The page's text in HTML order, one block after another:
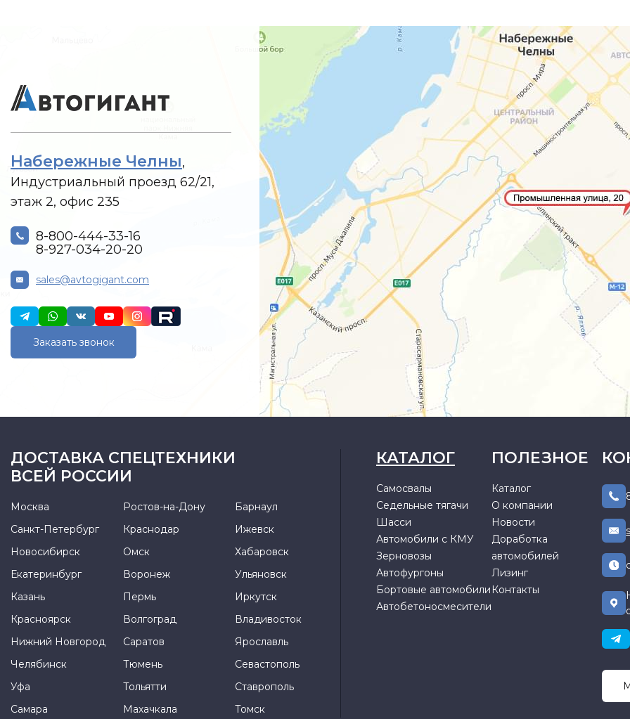
Набережные Челны,
Индустриальный проезд 62/21,
этаж 2, офис 235
8-800-444-33-16
8-927-034-20-20
sales@avtogigant.com
Заказать звонок
ДОСТАВКА СПЕЦТЕХНИКИ
ВСЕЙ РОССИИ
Москва Ростов-на-Дону
Барнаул
Санкт-Петербург
Краснодар
Ижевск
Новосибирск
Омск
Хабаровск
Екатеринбург
Воронеж
Ульяновск
Казань
Пермь
Иркутск
Красноярск
Волгоград
Владивосток
Нижний Новгород
Саратов
Ярославль
Челябинск
Тюмень
Севастополь
Уфа
Тольятти
Ставрополь
Самара
Махачкала Томск
КАТАЛОГ
Самосвалы
Седельные тягачи
Шасси
Автомобили с КМУ
Зерновозы
Автофургоны
Бортовые автомобили
Автобетоносмесители
ПОЛЕЗНОЕ
Каталог
О компании
Новости
Доработка
автомобилей
Лизинг
Контакты